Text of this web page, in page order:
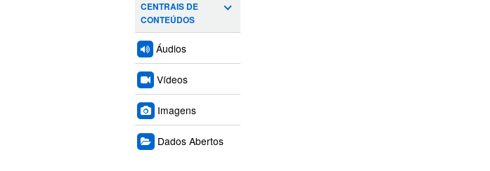
CENTRAIS DE
CONTEÚDOS
Áudios
Vídeos
Imagens
Dados Abertos